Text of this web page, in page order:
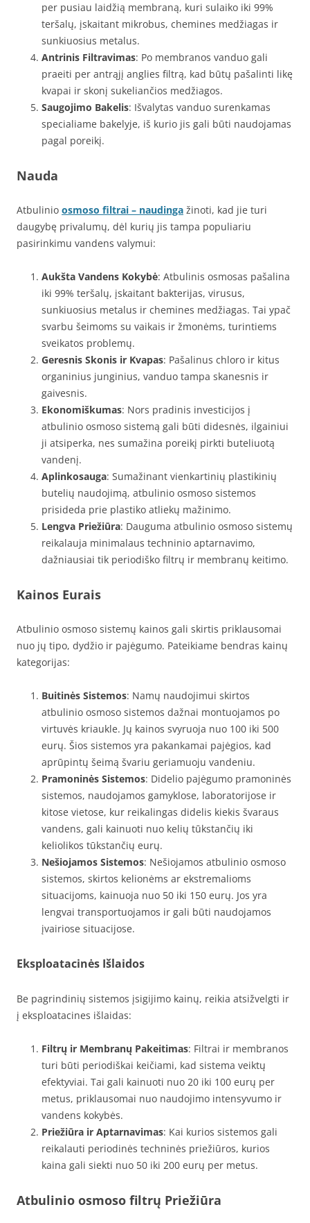
per pusiau laidžią membraną, kuri sulaiko iki 99%
teršalų, įskaitant mikrobus, chemines medžiagas ir
sunkiuosius metalus.
Antrinis Filtravimas: Po membranos vanduo gali
praeiti per antrąjį anglies filtrą, kad būtų pašalinti likę
kvapai ir skonį sukeliančios medžiagos.
Saugojimo Bakelis: Išvalytas vanduo surenkamas
specialiame bakelyje, iš kurio jis gali būti naudojamas
pagal poreikį.
Nauda
Atbulinio osmoso filtrai – naudinga žinoti, kad jie turi
daugybę privalumų, dėl kurių jis tampa populiariu
pasirinkimu vandens valymui:
Aukšta Vandens Kokybė: Atbulinis osmosas pašalina
iki 99% teršalų, įskaitant bakterijas, virusus,
sunkiuosius metalus ir chemines medžiagas. Tai ypač
svarbu šeimoms su vaikais ir žmonėms, turintiems
sveikatos problemų.
Geresnis Skonis ir Kvapas: Pašalinus chloro ir kitus
organinius junginius, vanduo tampa skanesnis ir
gaivesnis.
Ekonomiškumas: Nors pradinis investicijos į
atbulinio osmoso sistemą gali būti didesnės, ilgainiui
ji atsiperka, nes sumažina poreikį pirkti buteliuotą
vandenį.
Aplinkosauga: Sumažinant vienkartinių plastikinių
butelių naudojimą, atbulinio osmoso sistemos
prisideda prie plastiko atliekų mažinimo.
Lengva Priežiūra: Dauguma atbulinio osmoso sistemų
reikalauja minimalaus techninio aptarnavimo,
dažniausiai tik periodiško filtrų ir membranų keitimo.
Kainos Eurais
Atbulinio osmoso sistemų kainos gali skirtis priklausomai
nuo jų tipo, dydžio ir pajėgumo. Pateikiame bendras kainų
kategorijas:
Buitinės Sistemos: Namų naudojimui skirtos
atbulinio osmoso sistemos dažnai montuojamos po
virtuvės kriaukle. Jų kainos svyruoja nuo 100 iki 500
eurų. Šios sistemos yra pakankamai pajėgios, kad
aprūpintų šeimą švariu geriamuoju vandeniu.
Pramoninės Sistemos: Didelio pajėgumo pramoninės
sistemos, naudojamos gamyklose, laboratorijose ir
kitose vietose, kur reikalingas didelis kiekis švaraus
vandens, gali kainuoti nuo kelių tūkstančių iki
keliolikos tūkstančių eurų.
Nešiojamos Sistemos: Nešiojamos atbulinio osmoso
sistemos, skirtos kelionėms ar ekstremalioms
situacijoms, kainuoja nuo 50 iki 150 eurų. Jos yra
lengvai transportuojamos ir gali būti naudojamos
įvairiose situacijose.
Eksploatacinės Išlaidos
Be pagrindinių sistemos įsigijimo kainų, reikia atsižvelgti ir
į eksploatacines išlaidas:
Filtrų ir Membranų Pakeitimas: Filtrai ir membranos
turi būti periodiškai keičiami, kad sistema veiktų
efektyviai. Tai gali kainuoti nuo 20 iki 100 eurų per
metus, priklausomai nuo naudojimo intensyvumo ir
vandens kokybės.
Priežiūra ir Aptarnavimas: Kai kurios sistemos gali
reikalauti periodinės techninės priežiūros, kurios
kaina gali siekti nuo 50 iki 200 eurų per metus.
Atbulinio osmoso filtrų Priežiūra